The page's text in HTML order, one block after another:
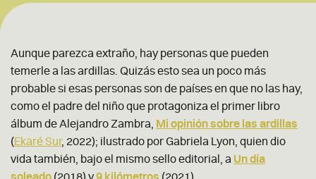
Aunque parezca extraño, hay personas que pueden
temerle a las ardillas. Quizás esto sea un poco más
probable si esas personas son de países en que no las hay,
como el padre del niño que protagoniza el primer libro
álbum de Alejandro Zambra, Mi opinión sobre las ardillas
(Ekaré Sur, 2022); ilustrado por Gabriela Lyon, quien dio
vida también, bajo el mismo sello editorial, a Un día
soleado (2018) y9 kilómetros (2021).